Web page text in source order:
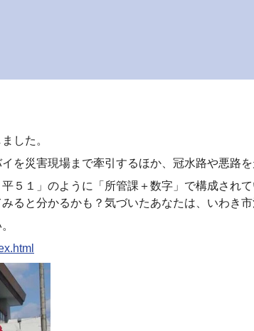
した。
を災害現場まで牽引するほか、冠水路や悪路
５１」のように「所管課＋数字」で構成され
ると分かるかも？気づいたあなたは、いわき